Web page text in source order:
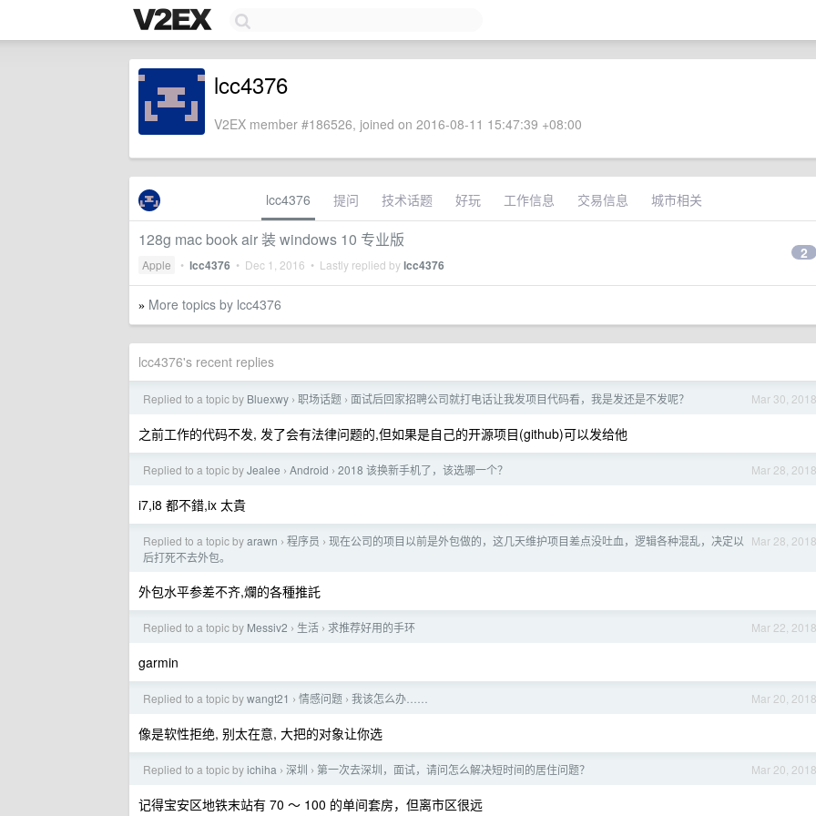
lcc4376
V2EX member #186526, joined on 2016-08-11 15:47:39 +08:00
lcc4376 提问 技术话题 好玩 工作信息 交易信息 城市相关
128g mac book air 装 windows 10 专业版
Apple • lcc4376 • Dec 1, 2016 • Lastly replied bylcc4376
2
» More topics by lcc4376
lcc4376's recent replies
Mar 30, 2018
Replied to a topic by Bluexwy › 职场话题 › 面试后回家招聘公司就打电话让我发项目代码看，我是发还是不发呢？
之前工作的代码不发, 发了会有法律问题的,但如果是自己的开源项目(github)可以发给他
Mar 28, 2018
Replied to a topic byJealee › Android › 2018 该换新手机了，该选哪一个？
i7,i8 都不錯,ix 太貴
Mar 28, 2018
Replied to a topic byarawn › 程序员 › 现在公司的项目以前是外包做的，这几天维护项目差点没吐血，逻辑各种混乱，决定以
后打死不去外包。
外包水平参差不齐,爛的各種推託
Mar 22, 2018
Replied to a topic by Messiv2 › 生活 › 求推荐好用的手环
garmin
Mar 20, 2018
Replied to a topic bywangt21 › 情感问题 › 我该怎么办……
像是软性拒绝, 别太在意, 大把的对象让你选
Mar 20, 2018
Replied to a topic byichiha › 深圳 › 第一次去深圳，面试，请问怎么解决短时间的居住问题？
记得宝安区地铁末站有 70 〜 100 的单间套房，但离市区很远